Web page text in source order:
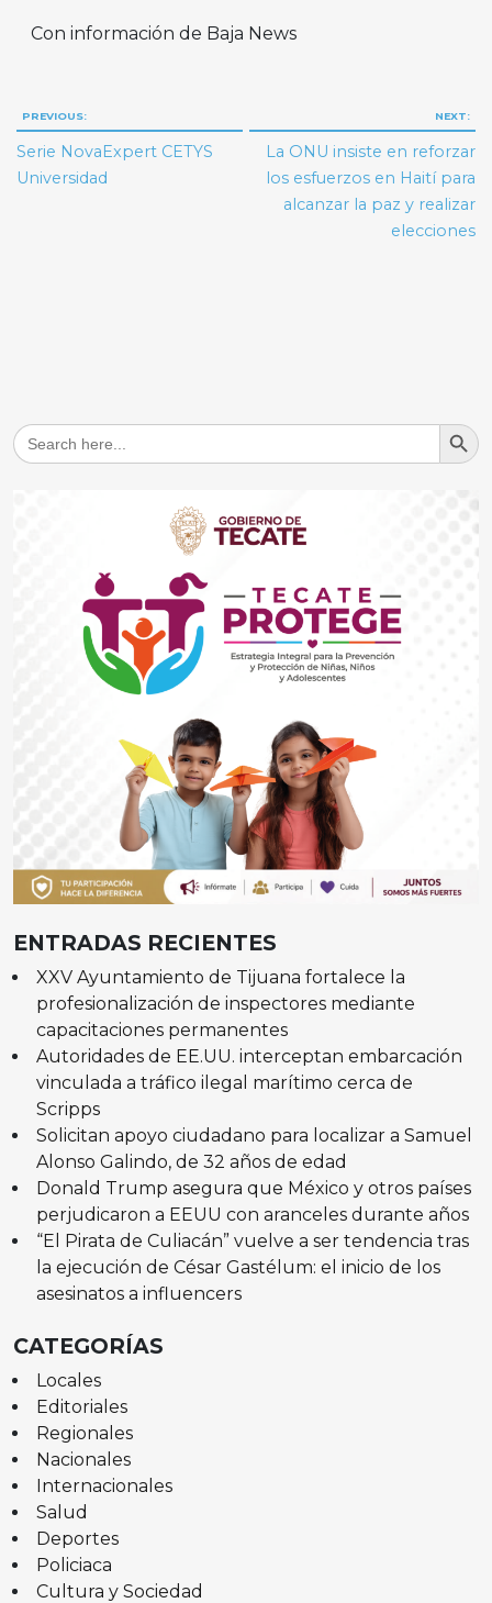
Con información de Baja News
Navegación
de
entradas
PREVIOUS:
Serie NovaExpert CETYS
Universidad
NEXT:
La ONU insiste en reforzar
los esfuerzos en Haití para
alcanzar la paz y realizar
elecciones
Search
for:
Search
ENTRADAS RECIENTES
XXV Ayuntamiento de Tijuana fortalece la
profesionalización de inspectores mediante
capacitaciones permanentes
Autoridades de EE.UU. interceptan embarcación
vinculada a tráfico ilegal marítimo cerca de
Scripps
Solicitan apoyo ciudadano para localizar a Samuel
Alonso Galindo, de 32 años de edad
Donald Trump asegura que México y otros países
perjudicaron a EEUU con aranceles durante años
“El Pirata de Culiacán” vuelve a ser tendencia tras
la ejecución de César Gastélum: el inicio de los
asesinatos a influencers
CATEGORÍAS
Locales
Editoriales
Regionales
Nacionales
Internacionales
Salud
Deportes
Policiaca
Cultura y Sociedad